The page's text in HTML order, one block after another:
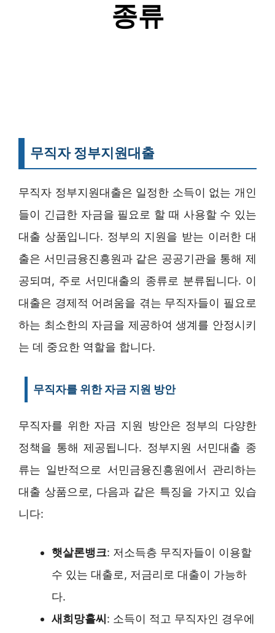
무직자 정부지원대출
무직자 정부지원대출은 일정한 소득이 없는 개인
들이 긴급한 자금을 필요로 할 때 사용할 수 있는
대출 상품입니다. 정부의 지원을 받는 이러한 대
출은 서민금융진흥원과 같은 공공기관을 통해 제
공되며, 주로 서민대출의 종류로 분류됩니다. 이
대출은 경제적 어려움을 겪는 무직자들이 필요로
하는 최소한의 자금을 제공하여 생계를 안정시키
는 데 중요한 역할을 합니다.
무직자를 위한 자금 지원 방안
무직자를 위한 자금 지원 방안은 정부의 다양한
정책을 통해 제공됩니다. 정부지원 서민대출 종
류는 일반적으로 서민금융진흥원에서 관리하는
대출 상품으로, 다음과 같은 특징을 가지고 있습
니다:
햇살론뱅크: 저소득층 무직자들이 이용할
수 있는 대출로, 저금리로 대출이 가능하
다.
새희망홀씨: 소득이 적고 무직자인 경우에